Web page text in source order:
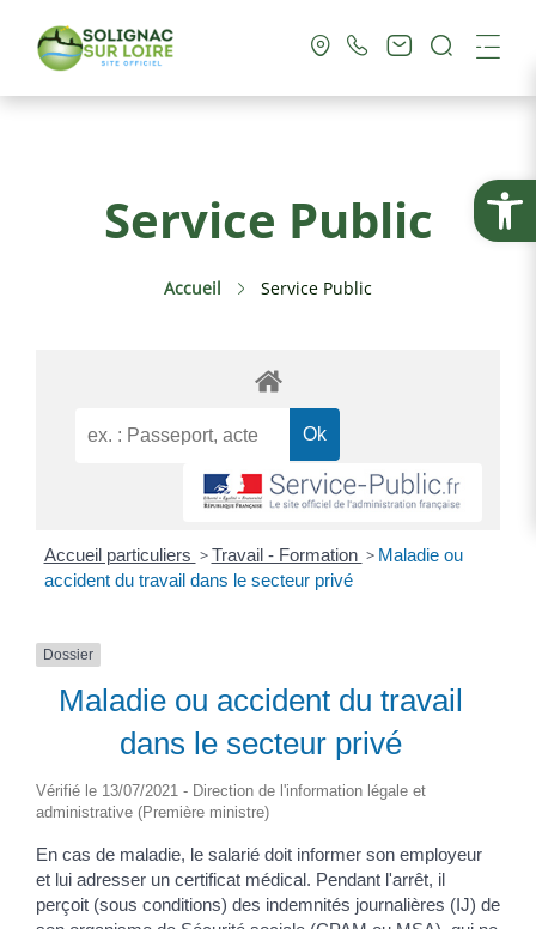
Ouvrir
Vie Pratique
Culture & Loisirs
Service Public
Service Public
Accueil Service Public
Accueil particuliers > Travail - Formation > Maladie ou
accident du travail dans le secteur privé
Dossier
Maladie ou accident du travail
dans le secteur privé
Vérifié le 13/07/2021 - Direction de l'information légale et
administrative (Première ministre)
En cas de maladie, le salarié doit informer son employeur
et lui adresser un certificat médical. Pendant l'arrêt, il
perçoit (sous conditions) des indemnités journalières (IJ) de